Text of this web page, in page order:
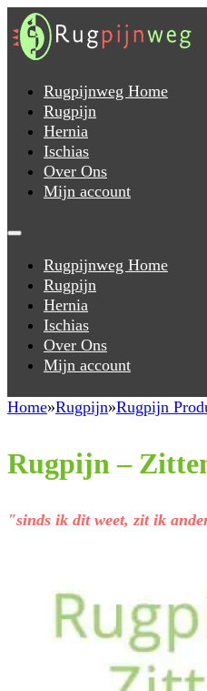
Rugpijnweg Home
Rugpijn
Hernia
Ischias
Over Ons
Mijn account
Rugpijnweg Home
Rugpijn
Hernia
Ischias
Over Ons
Mijn account
Home Rugpijn Rugpijn
Rugpijn –
"sinds ik dit weet, zit ik